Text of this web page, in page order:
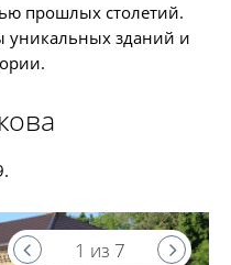
прошлых столетий.
зданий и
1 из 7